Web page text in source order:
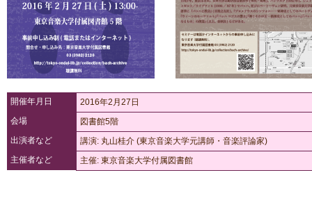
開催年月日
2016年2月27日
会場
図書館5階
出演者など
講演: 丸山桂介 (東京音楽大学元講師・音楽評論家)
主催者など
主催: 東京音楽大学付属図書館